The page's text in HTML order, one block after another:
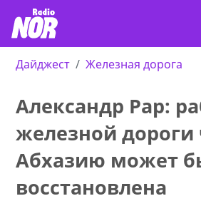
Дайджест Железная дорога
Александр Рар:
железной дороги
Абхазию может
восстановлена